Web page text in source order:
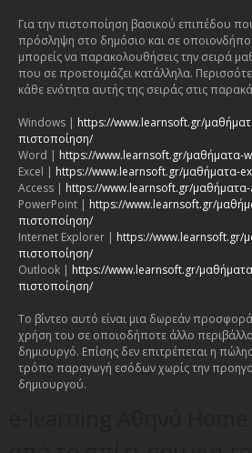
Για την πιστοποίηση βασικού επιπέδου
πρόσληψη στο δημόσιο και σε
μπορείς να παρακολουθήσεις την σειρά
που σε προετοιμάζει κατάλληλα.
κάθε ενότητα αυτής της σειράς στις
Windows | https://www.learnsoft.gr/
πιστοποίηση/
Word | https://www.learnsoft.gr/μαθήματα-
Excel | https://www.learnsoft.gr/μαθήματα-
Access | https://www.learnsoft.gr/μαθήματα-
PowerPoint | https://www.learnsoft.gr/
πιστοποίηση/
Internet Explorer | https://www.learnsoft.gr/
πιστοποίηση/
Outlook | https://www.learnsoft.gr/
πιστοποίηση/
Το βίντεο αυτό είναι μια δωρεάν προσφορά
χρήση του σε οποιοδήποτε άλλο
δημιουργό. Επίσης δεν επιτρέπεται η
τρόπο παραγωγή εσόδων χωρίς την
δημιουργού.